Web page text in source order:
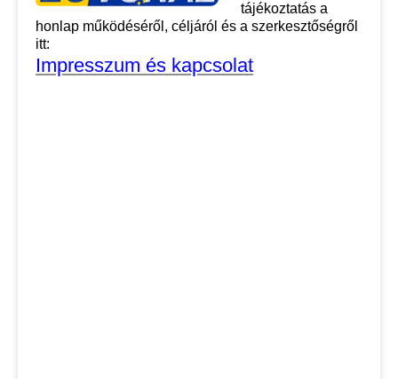
tájékoztatás a
honlap működéséről, céljáról és a szerkesztőségről
itt:
Impresszum és kapcsolat